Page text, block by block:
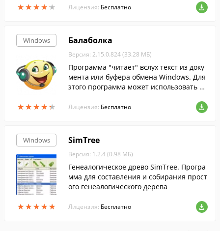
★★★★★
★★★★★ Лицензия: Бесплатно
Windows
★★★★★
★★★★★
Балаболка
Версия: 2.15.0.824 (33.28 МБ)
Программа "читает" вслух текст из доку
мента или буфера обмена Windows. Для
этого программа может использовать л
в системе.
Лицензия: Бесплатно
Windows
★★★★★
★★★★★
SimTree
Версия: 1.2.4 (0.98 МБ)
Генеалогическое древо SimTree. Програ
мма для составления и собирания прост
ого генеалогического дерева
Лицензия: Бесплатно